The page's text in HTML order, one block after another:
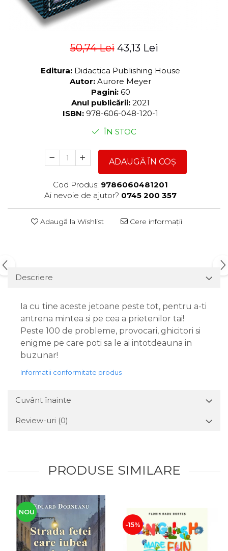
50,74 Lei 43,13 Lei
Editura: Didactica Publishing House
Autor: Aurore Meyer
Pagini: 60
Anul publicării: 2021
ISBN: 978-606-048-120-1
ÎN STOC
ADAUGĂ ÎN COȘ
Cod Produs: 9786060481201
Ai nevoie de ajutor? 0745 200 357
Adaugă la Wishlist Cere informații
Descriere
Ia cu tine aceste jetoane peste tot, pentru a-ti
antrena mintea si pe cea a prietenilor tai!
Peste 100 de probleme, provocari, ghicitori si
enigme pe care poti sa le ai intotdeauna in
buzunar!
Informatii conformitate produs
Cuvânt înainte
Review-uri (0)
PRODUSE SIMILARE
NOU
-15%